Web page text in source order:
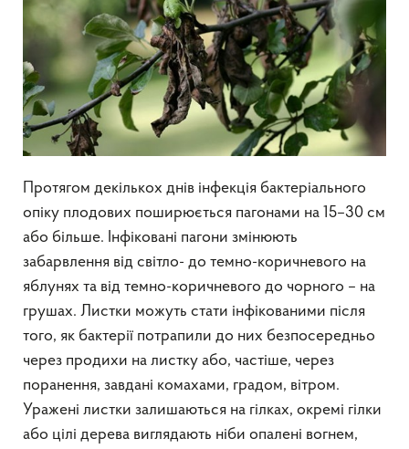
Протягом декількох днів інфекція бактеріального
опіку плодових поширюється пагонами на 15–30 см
або більше. Інфіковані пагони змінюють
забарвлення від світло- до темно-коричневого на
яблунях та від темно-коричневого до чорного – на
грушах. Листки можуть стати інфікованими після
того, як бактерії потрапили до них безпосередньо
через продихи на листку або, частіше, через
поранення, завдані комахами, градом, вітром.
Уражені листки залишаються на гілках, окремі гілки
або цілі дерева виглядають ніби опалені вогнем,